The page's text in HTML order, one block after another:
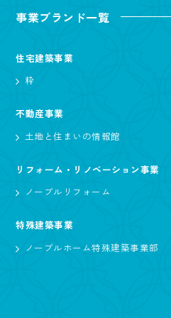
事業ブランド一覧
住宅建築事業
粋
不動産事業
土地と住まいの情報館
リフォーム・リノベーション事業
ノーブルリフォーム
特殊建築事業
ノーブルホーム特殊建築事業部